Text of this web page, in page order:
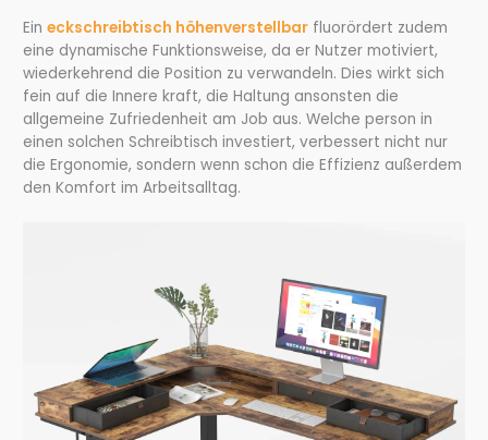
Eineckschreibtisch höhenverstellbar fluorördert zudem
eine dynamische Funktionsweise, da er Nutzer motiviert,
wiederkehrend die Position zu verwandeln. Dies wirkt sich
fein auf die Innere kraft, die Haltung ansonsten die
allgemeine Zufriedenheit am Job aus. Welche person in
einen solchen Schreibtisch investiert, verbessert nicht nur
die Ergonomie, sondern wenn schon die Effizienz außerdem
den Komfort im Arbeitsalltag.